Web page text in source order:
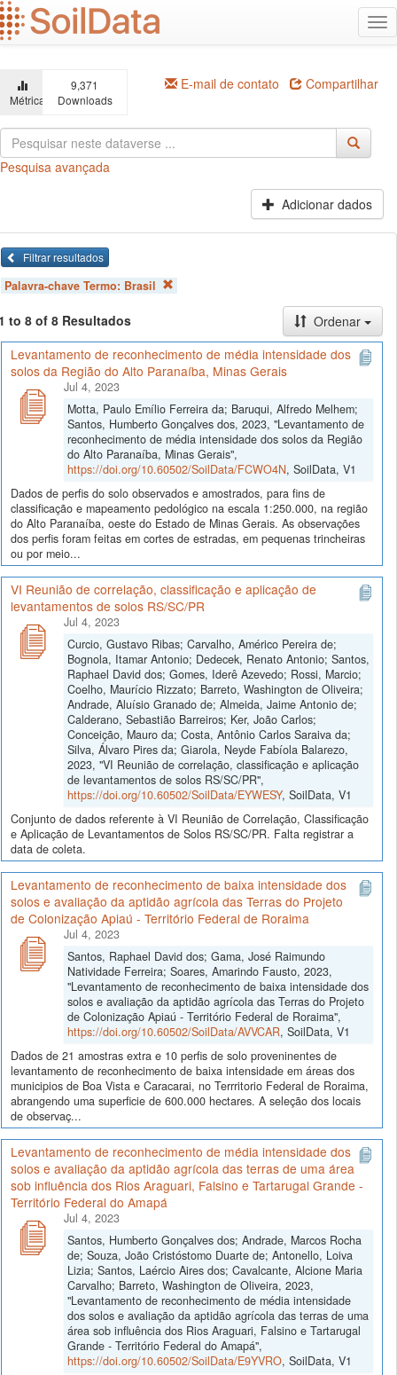
Ir
para
o
principal
Métricas
9,371
Downloads
E-mail de contato Compartilhar
Pesquisa avançada
Adicionar dados
Filtrar resultados
Palavra-chave Termo: Brasil
to 8 of 8 Resultados
Ordenar
Levantamento de reconhecimento de média intensidade dos
solos da Região do Alto Paranaíba, Minas Gerais
Jul 4, 2023
Motta, Paulo Emílio Ferreira da; Baruqui, Alfredo Melhem;
Santos, Humberto Gonçalves dos, 2023, "Levantamento de
reconhecimento de média intensidade dos solos da Região
do Alto Paranaíba, Minas Gerais",
https://doi.org/10.60502/SoilData/FCWO4N, SoilData, V1
Dados de perfis do solo observados e amostrados, para fins de
classificação e mapeamento pedológico na escala 1:250.000, na região
do Alto Paranaíba, oeste do Estado de Minas Gerais. As observações
dos perfis foram feitas em cortes de estradas, em pequenas trincheiras
ou por meio...
VI Reunião de correlação, classificação e aplicação de
levantamentos de solos RS/SC/PR
Jul 4, 2023
Curcio, Gustavo Ribas; Carvalho, Américo Pereira de;
Bognola, Itamar Antonio; Dedecek, Renato Antonio; Santos,
Raphael David dos; Gomes, Iderê Azevedo; Rossi, Marcio;
Coelho, Maurício Rizzato; Barreto, Washington de Oliveira;
Andrade, Aluísio Granado de; Almeida, Jaime Antonio de;
Calderano, Sebastião Barreiros; Ker, João Carlos;
Conceição, Mauro da; Costa, Antônio Carlos Saraiva da;
Silva, Álvaro Pires da; Giarola, Neyde Fabíola Balarezo,
2023, "VI Reunião de correlação, classificação e aplicação
de levantamentos de solos RS/SC/PR",
https://doi.org/10.60502/SoilData/EYWESY, SoilData, V1
Conjunto de dados referente à VI Reunião de Correlação, Classificação
e Aplicação de Levantamentos de Solos RS/SC/PR. Falta registrar a
data de coleta.
Levantamento de reconhecimento de baixa intensidade dos
solos e avaliação da aptidão agrícola das Terras do Projeto
de Colonização Apiaú - Território Federal de Roraima
Jul 4, 2023
Santos, Raphael David dos; Gama, José Raimundo
Natividade Ferreira; Soares, Amarindo Fausto, 2023,
"Levantamento de reconhecimento de baixa intensidade dos
solos e avaliação da aptidão agrícola das Terras do Projeto
de Colonização Apiaú - Território Federal de Roraima",
https://doi.org/10.60502/SoilData/AVVCAR, SoilData, V1
Dados de 21 amostras extra e 10 perfis de solo proveninentes de
levantamento de reconhecimento de baixa intensidade em áreas dos
municipios de Boa Vista e Caracarai, no Terrritorio Federal de Roraima,
abrangendo uma superficie de 600.000 hectares. A seleção dos locais
de observaç...
Levantamento de reconhecimento de média intensidade dos
solos e avaliação da aptidão agrícola das terras de uma área
sob influência dos Rios Araguari, Falsino e Tartarugal Grande -
Território Federal do Amapá
Jul 4, 2023
Santos, Humberto Gonçalves dos; Andrade, Marcos Rocha
de; Souza, João Cristóstomo Duarte de; Antonello, Loiva
Lizia; Santos, Laércio Aires dos; Cavalcante, Alcione Maria
Carvalho; Barreto, Washington de Oliveira, 2023,
"Levantamento de reconhecimento de média intensidade
dos solos e avaliação da aptidão agrícola das terras de uma
área sob influência dos Rios Araguari, Falsino e Tartarugal
Grande - Território Federal do Amapá",
https://doi.org/10.60502/SoilData/E9YVRO, SoilData, V1